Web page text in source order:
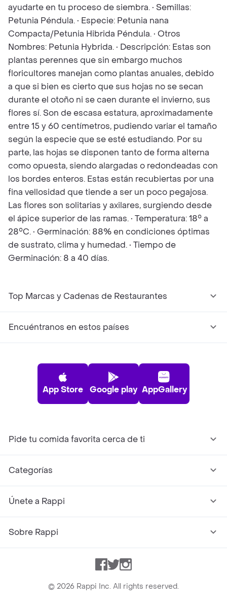
ayudarte en tu proceso de siembra. • Semillas:
Petunia Péndula. • Especie: Petunia nana
Compacta/Petunia Hibrida Péndula. • Otros
Nombres: Petunia Hybrida. • Descripción: Estas son
plantas perennes que sin embargo muchos
floricultores manejan como plantas anuales, debido
a que si bien es cierto que sus hojas no se secan
durante el otoño ni se caen durante el invierno, sus
flores sí. Son de escasa estatura, aproximadamente
entre 15 y 60 centímetros, pudiendo variar el tamaño
según la especie que se esté estudiando. Por su
parte, las hojas se disponen tanto de forma alterna
como opuesta, siendo alargadas o redondeadas con
los bordes enteros. Estas están recubiertas por una
fina vellosidad que tiende a ser un poco pegajosa.
Las flores son solitarias y axilares, surgiendo desde
el ápice superior de las ramas. • Temperatura: 18° a
28°C. • Germinación: 88% en condiciones óptimas
de sustrato, clima y humedad. • Tiempo de
Germinación: 8 a 40 días.
Top Marcas y Cadenas de Restaurantes
Encuéntranos en estos países
App Store Google play AppGallery
Pide tu comida favorita cerca de ti
Categorías
Únete a Rappi
Sobre Rappi
Facebook
TwitterInstagram
© 2026 Rappi Inc. All rights reserved.